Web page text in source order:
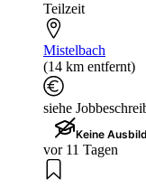
Teilzeit
Mistelbach
(14 km entfernt)
siehe
Keine
vor 11 Tagen